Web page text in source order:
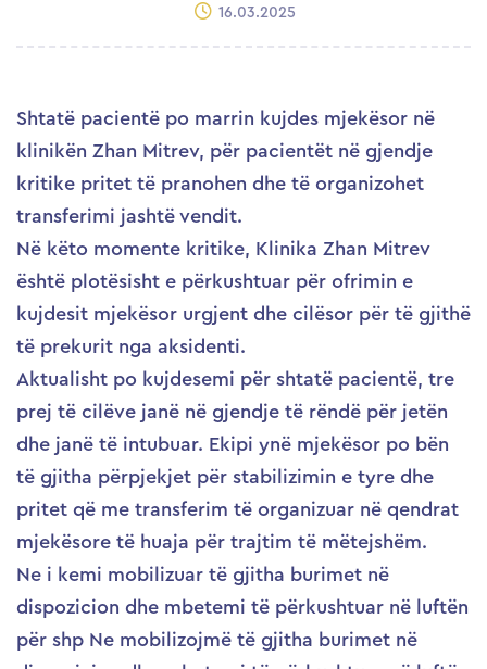
16.03.2025
Shtatë pacientë po marrin kujdes mjekësor në
klinikën Zhan Mitrev, për pacientët në gjendje
kritike pritet të pranohen dhe të organizohet
transferimi jashtë vendit.
Në këto momente kritike, Klinika Zhan Mitrev
është plotësisht e përkushtuar për ofrimin e
kujdesit mjekësor urgjent dhe cilësor për të gjithë
të prekurit nga aksidenti.
Aktualisht po kujdesemi për shtatë pacientë, tre
prej të cilëve janë në gjendje të rëndë për jetën
dhe janë të intubuar. Ekipi ynë mjekësor po bën
të gjitha përpjekjet për stabilizimin e tyre dhe
pritet që me transferim të organizuar në qendrat
mjekësore të huaja për trajtim të mëtejshëm.
Ne i kemi mobilizuar të gjitha burimet në
dispozicion dhe mbetemi të përkushtuar në luftën
për shp Ne mobilizojmë të gjitha burimet në